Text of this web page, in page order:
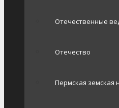
Отечественные
Отечество
Пермская земская